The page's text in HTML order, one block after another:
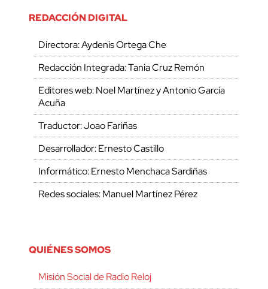
REDACCIÓN DIGITAL
Directora: Aydenis Ortega Che
Redacción Integrada: Tania Cruz Remón
Editores web: Noel Martínez y Antonio García
Acuña
Traductor: Joao Fariñas
Desarrollador: Ernesto Castillo
Informático: Ernesto Menchaca Sardiñas
Redes sociales: Manuel Martínez Pérez
QUIÉNES SOMOS
Misión Social de Radio Reloj